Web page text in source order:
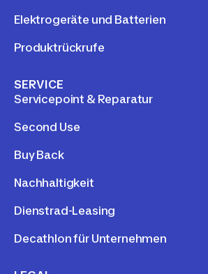
Elektrogeräte und Batterien
Produktrückrufe
SERVICE
Servicepoint & Reparatur
Second Use
Buy Back
Nachhaltigkeit
Dienstrad-Leasing
Decathlon für Unternehmen